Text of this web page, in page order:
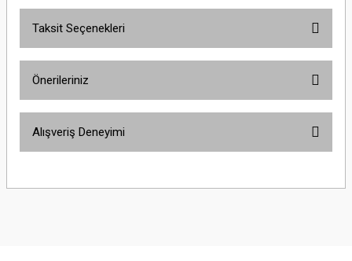
Taksit Seçenekleri
Önerileriniz
yetersiz gördüğünüz noktaları öneri formunu kullanarak tarafımıza
Alışveriş Deneyimi